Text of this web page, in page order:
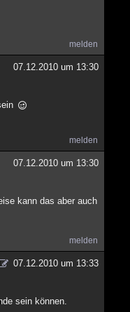
melden
07.12.2010 um 13:30
melden
07.12.2010 um 13:30
kann das aber auch
melden
07.12.2010 um 13:33
sein können.